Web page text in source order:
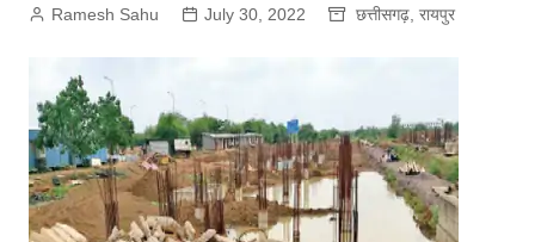
Ramesh Sahu July 30, 2022 छत्तीसगढ़, रायपुर